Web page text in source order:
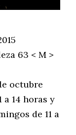
63 < M >
octubre
a 14 horas y
de 11 a